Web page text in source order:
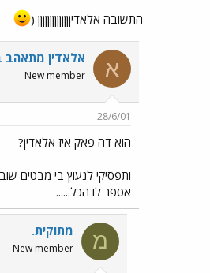
התשובה אלאדיןןןןןןןןןןןןןן (
א אלאדין מתאהב
New member
28/6/01
הוא דה פאק איז אלאדין?
ותפסיקי לנעוץ בי מבטים
אספר לו הכל......
מ מתוקית.
New member